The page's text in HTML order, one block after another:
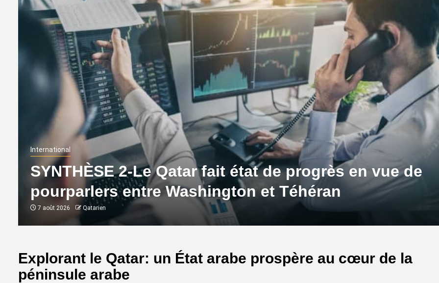
International
SYNTHÈSE 2-Le Qatar fait état de progrès en vue de
pourparlers entre Washington et Téhéran
7 août 2026 Qatarien
Explorant le Qatar: un État arabe prospère au cœur de la
péninsule arabe